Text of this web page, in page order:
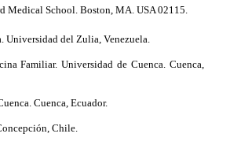
Medical School. Boston, MA. USA 02115.
del Zulia, Venezuela.
Familiar. Universidad de Cuenca. Cuenca,
Cuenca, Ecuador.
Chile.